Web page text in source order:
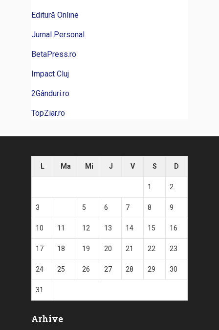
Editură Online
Jurnal Personal
BetaPress.ro
Impact Cluj
2Gânduri.ro
TopZiar.ro
L Ma Mi J V S D
1 2
3 5 6 7 8 9
10 11 12 13 14 15 16
17 18 19 20 21 22 23
24 25 26 27 28 29 30
31
Arhive